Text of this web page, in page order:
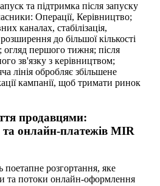
та підтримка після запуску
Операції, Керівництво;
каналах, стабілізація,
до більшої кількості
огляд першого тижня; після
зв'язку з керівництвом;
лінія обробляє збільшене
кампанії, щоб тримати ринок
продавцями:
та онлайн-платежів MIR
поетапне розгортання, яке
та потоки онлайн-оформлення